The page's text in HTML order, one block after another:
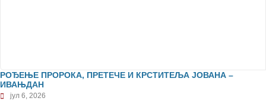
РОЂЕЊЕ ПРОРОКА, ПРЕТЕЧЕ И КРСТИТЕЉА ЈОВАНА –
ИВАЊДАН
јул 6, 2026